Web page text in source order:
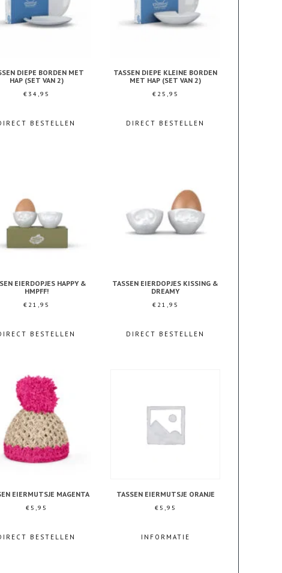
DIEPE BORDEN MET
HAP (SET VAN 2)
€34,95
BESTELLEN
TASSEN DIEPE KLEINE BORDEN
MET HAP (SET VAN 2)
€ 25,95
DIRECT BESTELLEN
EIERDOPJES HAPPY &
HMPFF!
€ 21,95
BESTELLEN
TASSEN EIERDOPJES KISSING &
DREAMY
€ 21,95
DIRECT BESTELLEN
EIERMUTSJE MAGENTA
€5,95
BESTELLEN
TASSEN EIERMUTSJE ORANJE
€5,95
INFORMATIE